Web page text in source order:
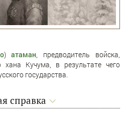
)атаман, предводитель войска,
хана Кучума, в результате чего
государства.
справка